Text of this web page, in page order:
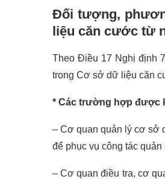
Đối tượng,
liệu căn cước từ
Theo Điều 17 Nghị định
trong Cơ sở dữ liệu căn
* Các trường hợp được
– Cơ quan quản lý cơ sở
để phục vụ công tác
– Cơ quan điều tra, cơ